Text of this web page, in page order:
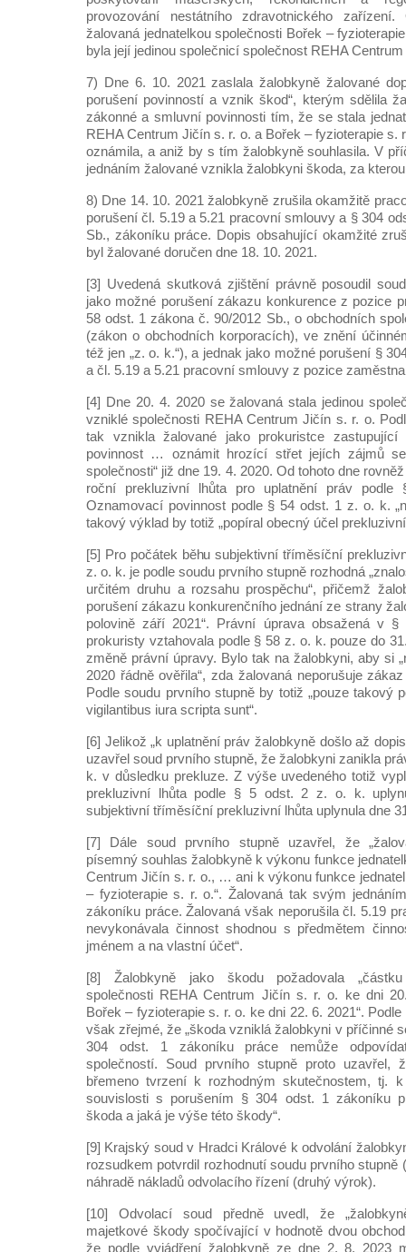
provozování nestátního zdravotnického
žalovaná jednatelkou společnosti Bořek –
byla její jedinou společnicí společnost REHA
7) Dne 6. 10. 2021 zaslala žalobkyně žalované
porušení povinností a vznik škod“, kterým sdělila
zákonné a smluvní povinnosti tím, že se stala
REHA Centrum Jičín s. r. o. a Bořek – fyzioterapie s.
oznámila, a aniž by s tím žalobkyně souhlasila. V
jednáním žalované vznikla žalobkyni škoda, za
8) Dne 14. 10. 2021 žalobkyně zrušila okamžitě
porušení čl. 5.19 a 5.21 pracovní smlouvy a § 304
Sb., zákoníku práce. Dopis obsahující okamžité
byl žalované doručen dne 18. 10. 2021.
[3] Uvedená skutková zjištění právně posoudil
jako možné porušení zákazu konkurence z pozice
58 odst. 1 zákona č. 90/2012 Sb., o obchodních
(zákon o obchodních korporacích), ve znění
též jen „z. o. k.“), a jednak jako možné porušení §
a čl. 5.19 a 5.21 pracovní smlouvy z pozice
[4] Dne 20. 4. 2020 se žalovaná stala jedinou
vzniklé společnosti REHA Centrum Jičín s. r. o.
tak vznikla žalované jako prokuristce zastupující
povinnost … oznámit hrozící střet jejích zájmů
společnosti“ již dne 19. 4. 2020. Od tohoto dne
roční prekluzivní lhůta pro uplatnění práv
Oznamovací povinnost podle § 54 odst. 1 z. o. k.
takový výklad by totiž „popíral obecný účel
[5] Pro počátek běhu subjektivní tříměsíční
z. o. k. je podle soudu prvního stupně rozhodná
určitém druhu a rozsahu prospěchu“, přičemž
porušení zákazu konkurenčního jednání ze strany
polovině září 2021“. Právní úprava obsažená v
prokuristy vztahovala podle § 58 z. o. k. pouze do
změně právní úpravy. Bylo tak na žalobkyni, aby si
2020 řádně ověřila“, zda žalovaná neporušuje
Podle soudu prvního stupně by totiž „pouze takový
vigilantibus iura scripta sunt“.
[6] Jelikož „k uplatnění práv žalobkyně došlo až
uzavřel soud prvního stupně, že žalobkyni zanikla
k. v důsledku prekluze. Z výše uvedeného totiž
prekluzivní lhůta podle § 5 odst. 2 z. o. k.
subjektivní tříměsíční prekluzivní lhůta uplynula dne
[7] Dále soud prvního stupně uzavřel, že
písemný souhlas žalobkyně k výkonu funkce
Centrum Jičín s. r. o., … ani k výkonu funkce
– fyzioterapie s. r. o.“. Žalovaná tak svým
zákoníku práce. Žalovaná však neporušila čl. 5.19
nevykonávala činnost shodnou s předmětem
jménem a na vlastní účet“.
[8] Žalobkyně jako škodu požadovala
společnosti REHA Centrum Jičín s. r. o. ke dni
Bořek – fyzioterapie s. r. o. ke dni 22. 6. 2021“.
však zřejmé, že „škoda vzniklá žalobkyni v příčinné
304 odst. 1 zákoníku práce nemůže
společností. Soud prvního stupně proto uzavřel,
břemeno tvrzení k rozhodným skutečnostem, tj.
souvislosti s porušením § 304 odst. 1 zákoníku
škoda a jaká je výše této škody“.
[9] Krajský soud v Hradci Králové k odvolání
rozsudkem potvrdil rozhodnutí soudu prvního stupně
náhradě nákladů odvolacího řízení (druhý výrok).
[10] Odvolací soud předně uvedl, že
majetkové škody spočívající v hodnotě dvou
že podle vyjádření žalobkyně ze dne 2. 8. 2023